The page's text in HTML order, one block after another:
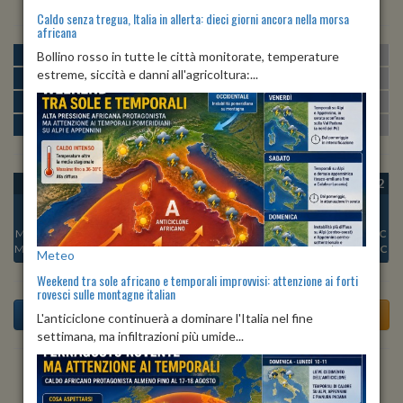
MATTINA min:20º max:29º U:49%
POMERIGGIO min:29º max:36º
SERA min: 24º max:35º U:60%-85%
NOTTE min:21º max:26º U:79%
OGGI
Min:
24°C
Max:35°C
VEN 07
Min:
22°C
Max:27°C
SAB 08
Min:22°C
Max:24°C
DOM 09
Min:23°C
Max:28°C
LUN 10
Min:
24°C
Max:31°C
MAR 11
Min:24°C
Max:30°C
MER 12
Min:
23°C
Max:29°C
Previsioni del Tempo a Anfo di oggi
Caldo senza tregua, Italia in allerta: dieci giorni ancora nella morsa
africana
Bollino rosso in tutte le città monitorate, temperature
estreme, siccità e danni all'agricoltura:...
Meteo
Weekend tra sole africano e temporali improvvisi: attenzione ai forti
rovesci sulle montagne italian
L'anticiclone continuerà a dominare l'Italia nel fine
settimana, ma infiltrazioni più umide...